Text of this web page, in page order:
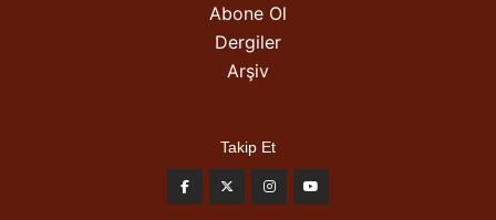
Abone Ol
Dergiler
Arşiv
Takip Et